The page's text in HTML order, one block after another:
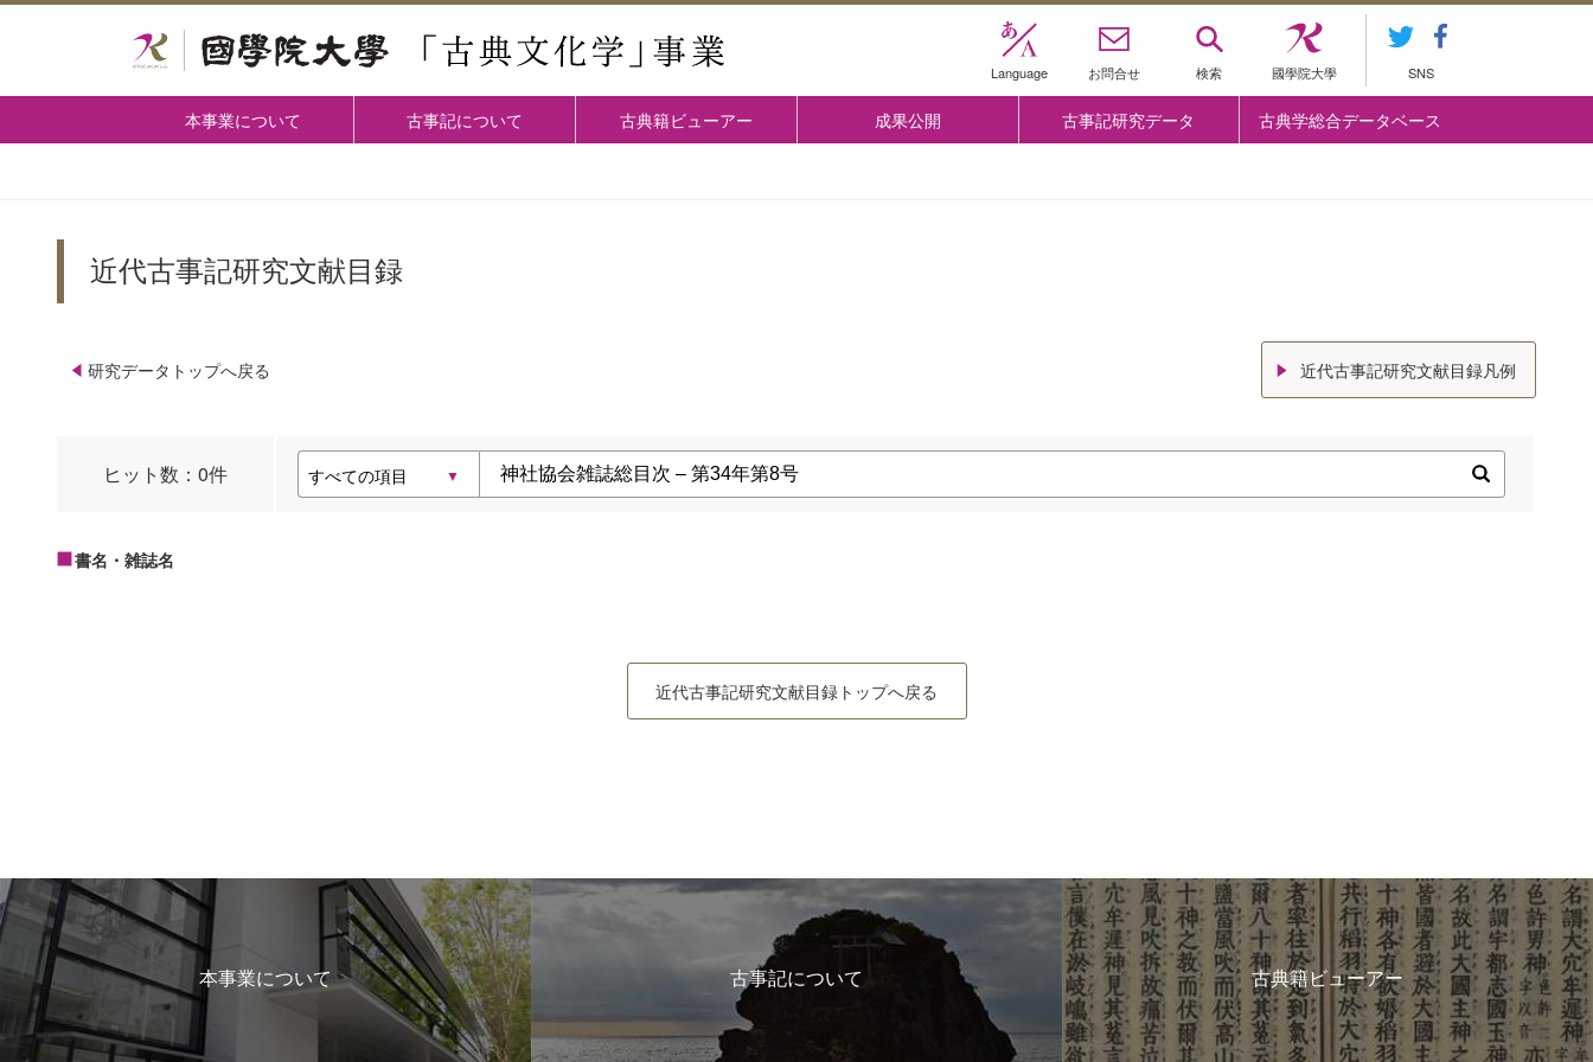
Language お問合せ 検索 國學院大學 SNS
本事業について 古事記について 古典籍ビューアー 成果公開 古事記研究データ 古典学総合データベース
近代古事記研究文献目録
研究データトップへ戻る 近代古事記研究文献目録凡例
ヒット数： 0件
書名・雑誌名
近代古事記研究文献目録トップへ戻る
本事業について 古事記について 古典籍ビューアー